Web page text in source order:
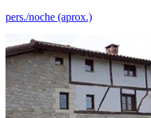
pers./noche (aprox.)